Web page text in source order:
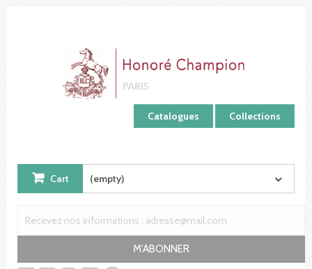
Catalogues Collections
Cart (empty)
M'ABONNER